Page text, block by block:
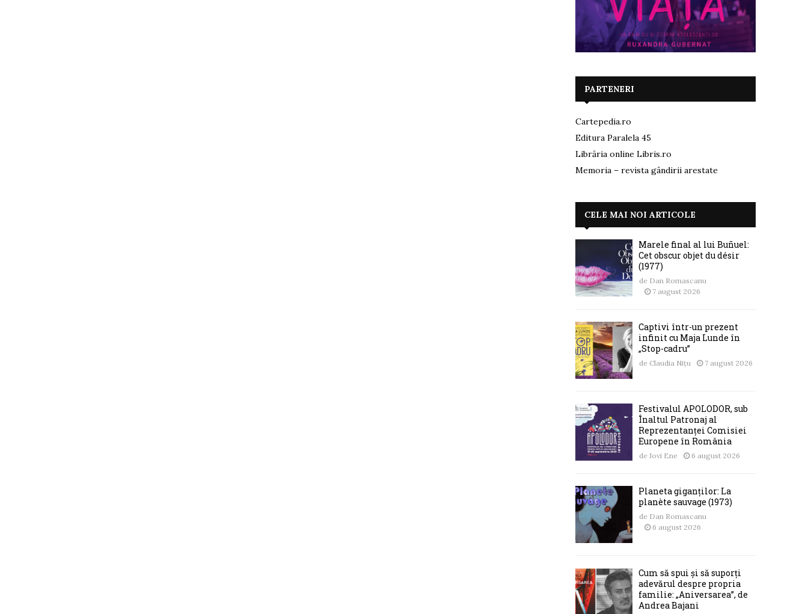
PARTENERI
Cartepedia.ro
Editura Paralela 45
Librăria online Libris.ro
Memoria – revista gândirii arestate
CELE MAI NOI ARTICOLE
Marele final al lui Buñuel:
Cet obscur objet du désir
(1977)
de Dan Romascanu
7 august 2026
Captivi într-un prezent
infinit cu Maja Lunde în
„Stop-cadru”
de Claudia Nițu 7 august 2026
Festivalul APOLODOR, sub
Înaltul Patronaj al
Reprezentanței Comisiei
Europene în România
de Jovi Ene 6 august 2026
Planeta giganților: La
planète sauvage (1973)
de Dan Romascanu
6 august 2026
Cum să spui și să suporți
adevărul despre propria
familie: „Aniversarea”, de
Andrea Bajani